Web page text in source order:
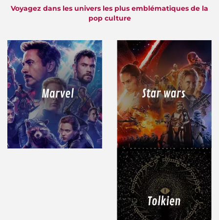
Voyagez dans les univers les plus emblématiques de la
pop culture